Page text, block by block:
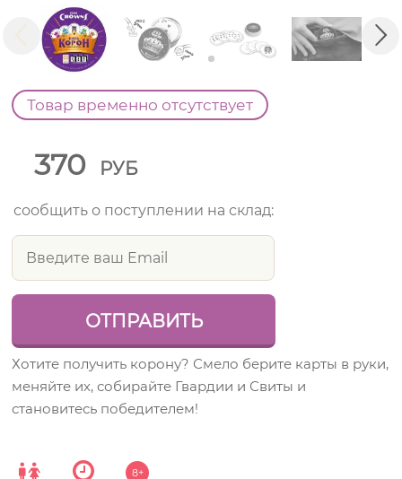
Товар временно отсутствует
370 РУБ
сообщить о поступлении на склад:
Хотите получить корону? Смело берите карты в руки,
меняйте их, собирайте Гвардии и Свиты и
становитесь победителем!
8+